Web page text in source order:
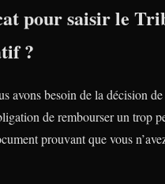
pour saisir le
?
avons besoin de la décision
de rembourser un trop
prouvant que vous